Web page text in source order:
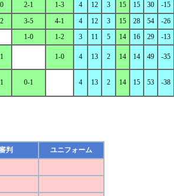
2-1 1-3 4 12 3 15 15 30
-15
3-5 4-1 4 12 3 15 28 54
-26
1-0 1-2 3 11 5 14 16 29 -13
1-0 4 13 2 14 14 49 -35
0-1 4 13 2 14 15 53 -38
判 ユニフォーム